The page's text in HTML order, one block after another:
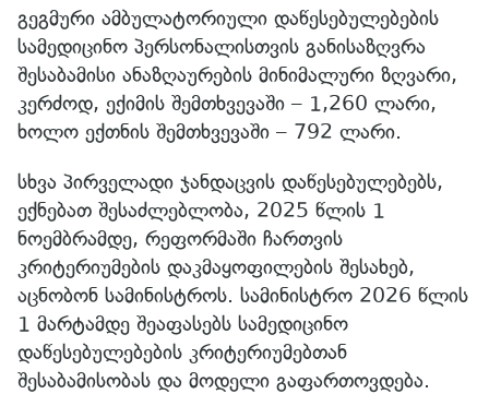
გეგმური ამბულატორიული დაწესებულებების
სამედიცინო პერსონალისთვის განისაზღვრა
შესაბამისი ანაზღაურების მინიმალური ზღვარი,
კერძოდ, ექიმის შემთხვევაში – 1,260 ლარი,
ხოლო ექთნის შემთხვევაში – 792 ლარი.
სხვა პირველადი ჯანდაცვის დაწესებულებებს,
ექნებათ შესაძლებლობა, 2025 წლის 1
ნოემბრამდე, რეფორმაში ჩართვის
კრიტერიუმების დაკმაყოფილების შესახებ,
აცნობონ სამინისტროს. სამინისტრო 2026 წლის
1 მარტამდე შეაფასებს სამედიცინო
დაწესებულებების კრიტერიუმებთან
შესაბამისობას და მოდელი გაფართოვდება.